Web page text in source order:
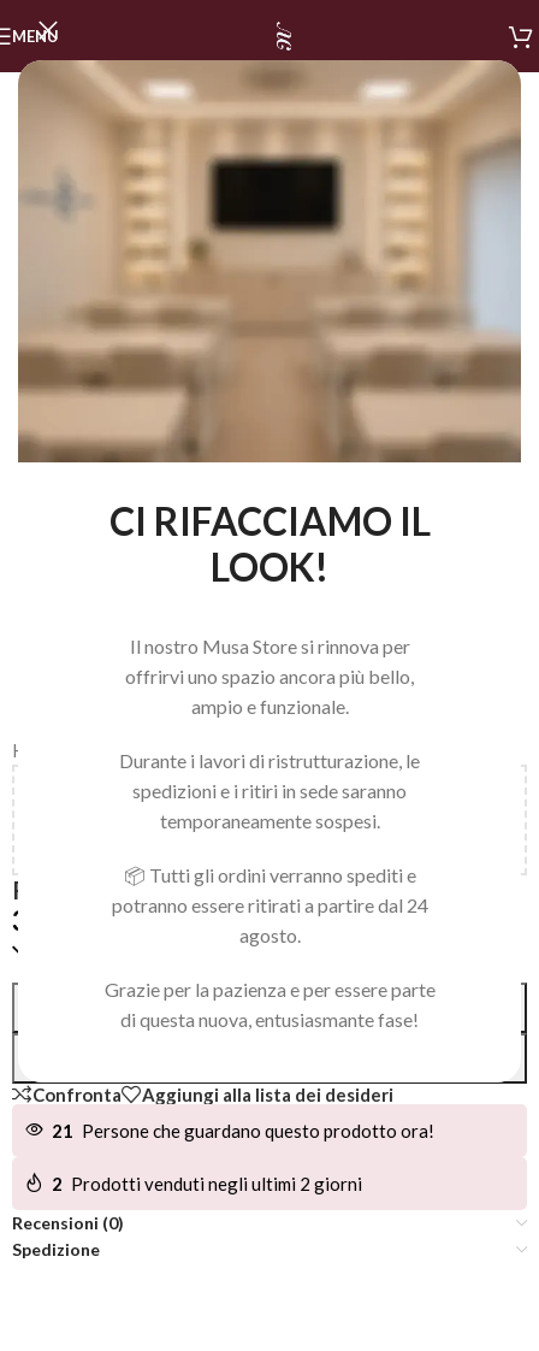
CI RIFACCIAMO IL
LOOK!
Il nostro Musa Store si rinnova per
offrirvi uno spazio ancora più bello,
ampio e funzionale.
Durante i lavori di ristrutturazione, le
spedizioni e i ritiri in sede saranno
temporaneamente sospesi.
📦 Tutti gli ordini verranno spediti e
potranno essere ritirati a partire dal 24
agosto.
Grazie per la pazienza e per essere parte
di questa nuova, entusiasmante fase!
MENU
Home LINEA NAILS / NAIL ART E ACCESSORI ART DECOR
150,00€al carrello e ottieni la spedizione
RAIMBOW GLITTER
3,99
Alternative:
Confronta
Aggiungi alla lista dei desideri
21 Persone che guardano questo prodotto ora!
2 Prodotti venduti negli ultimi 2 giorni
Recensioni (0)
Spedizione